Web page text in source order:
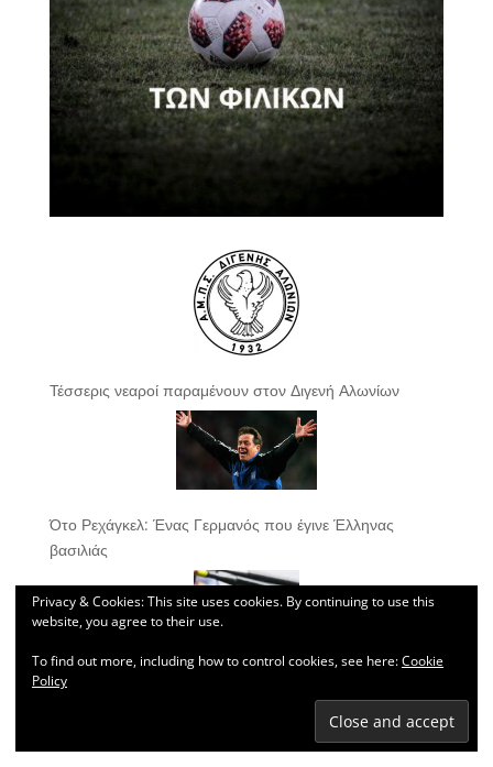
Τέσσερις νεαροί παραμένουν στον Διγενή Αλωνίων
Ότο Ρεχάγκελ: Ένας Γερμανός που έγινε Έλληνας
βασιλιάς
Privacy & Cookies: This site uses cookies. By continuing to use this
website, you agree to their use.
To find out more, including how to control cookies, see here:Cookie
Policy